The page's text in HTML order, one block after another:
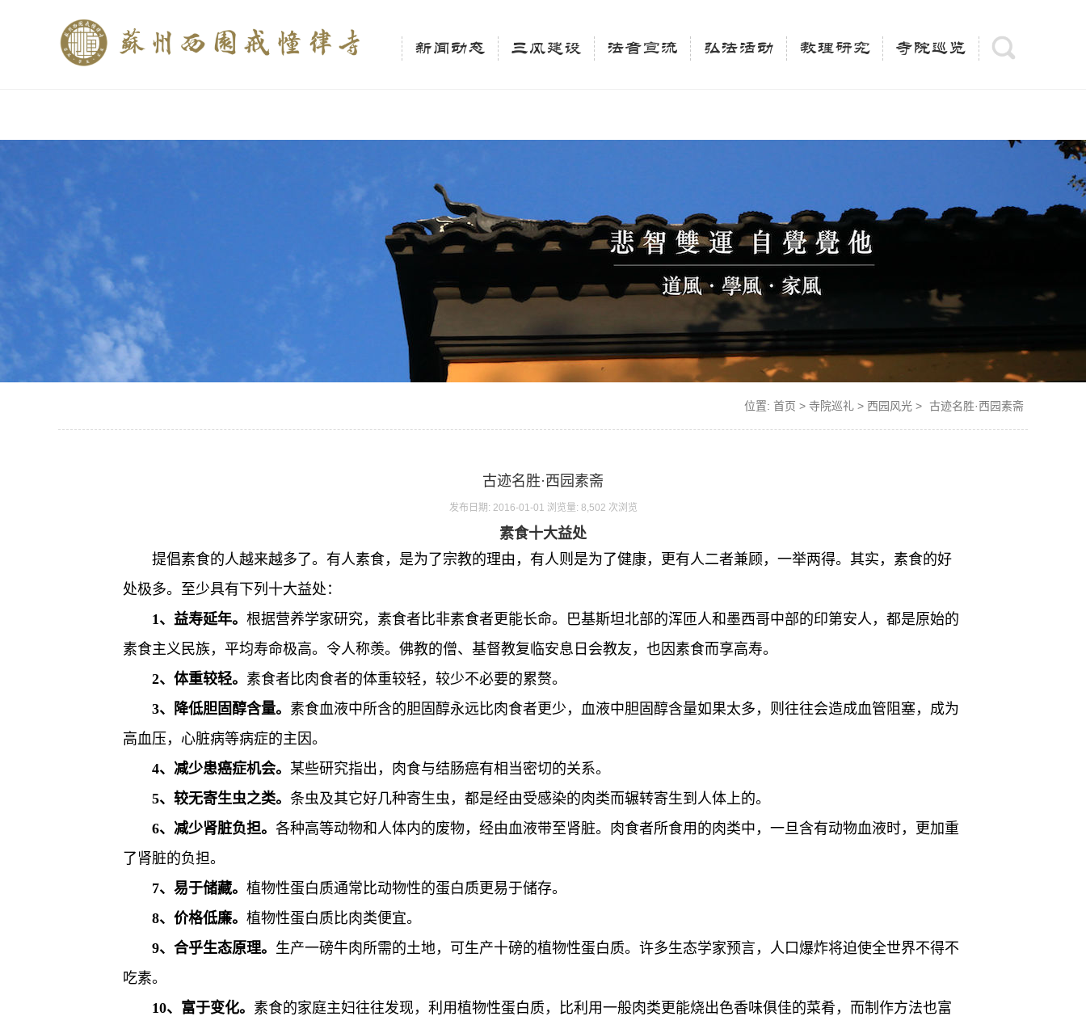
$description = category_description(); } elseif (is_tag()){ $keywords = single_tag_title('', false); $description = tag_description(); } $keywords = trim(strip_tags($keywords)); $description =
trim(strip_tags($description)); ?>
新闻动态 三风建设 法音宣流 弘法活动 教理研究 寺院巡览
位置: 首页 > 寺院巡礼 > 西园风光 > 古迹名胜·西园素斋
古迹名胜·西园素斋
发布日期: 2016-01-01 浏览量: 8,502 次浏览
素食十大益处
提倡素食的人越来越多了。有人素食，是为了宗教的理由，有人则是为了健康，更有人二者兼顾，一举两得。其实，素食的好
处极多。至少具有下列十大益处：
1、益寿延年。 根据营养学家研究，素食者比非素食者更能长命。巴基斯坦北部的浑匝人和墨西哥中部的印第安人，都是原始的
素食主义民族，平均寿命极高。令人称羡。佛教的僧、基督教复临安息日会教友，也因素食而享高寿。
2、体重较轻。 素食者比肉食者的体重较轻，较少不必要的累赘。
3、降低胆固醇含量。 素食血液中所含的胆固醇永远比肉食者更少，血液中胆固醇含量如果太多，则往往会造成血管阻塞，成为
高血压，心脏病等病症的主因。
4、减少患癌症机会。 某些研究指出，肉食与结肠癌有相当密切的关系。
5、较无寄生虫之类。 条虫及其它好几种寄生虫，都是经由受感染的肉类而辗转寄生到人体上的。
6、减少肾脏负担。 各种高等动物和人体内的废物，经由血液带至肾脏。肉食者所食用的肉类中，一旦含有动物血液时，更加重
了肾脏的负担。
7、易于储藏。 植物性蛋白质通常比动物性的蛋白质更易于储存。
8、价格低廉。 植物性蛋白质比肉类便宜。
9、合乎生态原理。 生产一磅牛肉所需的土地，可生产十磅的植物性蛋白质。许多生态学家预言，人口爆炸将迫使全世界不得不
吃素。
10、富于变化。 素食的家庭主妇往往发现，利用植物性蛋白质，比利用一般肉类更能烧出色香味俱佳的菜肴，而制作方法也富